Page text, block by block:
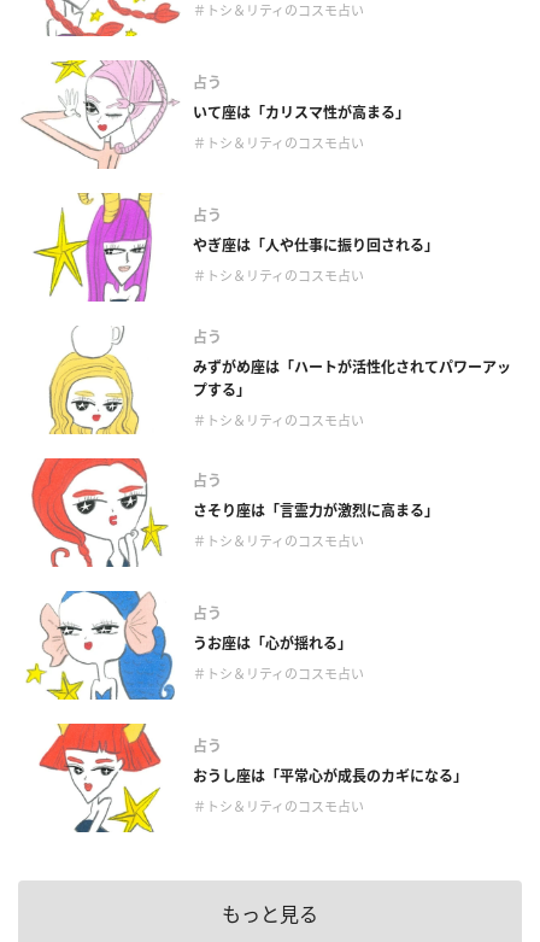
＃トシ＆リティのコスモ占い
占う
いて座は「カリスマ性が高まる」
＃トシ＆リティのコスモ占い
占う
やぎ座は「人や仕事に振り回される」
＃トシ＆リティのコスモ占い
占う
みずがめ座は「ハートが活性化されてパワーアッ
プする」
＃トシ＆リティのコスモ占い
占う
さそり座は「言霊力が激烈に高まる」
＃トシ＆リティのコスモ占い
占う
うお座は「心が揺れる」
＃トシ＆リティのコスモ占い
占う
おうし座は「平常心が成長のカギになる」
＃トシ＆リティのコスモ占い
もっと見る